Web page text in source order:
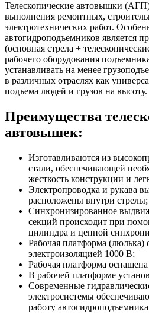
Телескопические автовышки
выполнения ремонтных,
электротехнических работ.
автогидроподъемников является
(основная стрела +
рабочего оборудования
устанавливать на менее
в различных отраслях как
подъема людей и грузов на высоту.
Преимущества
автовышек:
Изготавливаются из
стали, обеспечивающей
жесткость конструкции и
Электропроводка и рукава
расположены внутри стрелы;
Синхронизированное
секций происходит при
цилиндра и цепной
Рабочая платформа (люлька)
электроизоляцией 1000 В;
Рабочая платформа
В рабочей платформе
Современные
электросистемы
работу